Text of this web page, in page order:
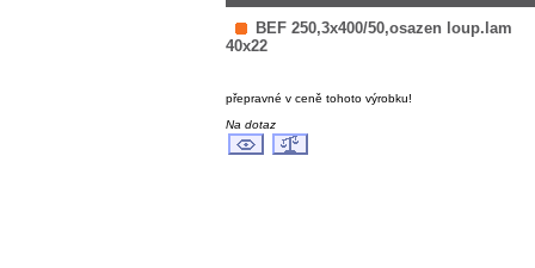
BEF 250,3x400/50,osazen loup.lam
40x22
přepravné v ceně tohoto výrobku!
Na dotaz